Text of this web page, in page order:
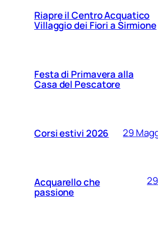
Riapre il Centro Acquatico
Villaggio dei Fiori a Sirmione
Festa di Primavera alla
Casa del Pescatore
Corsi estivi 2026 29
Acquarello che
passione